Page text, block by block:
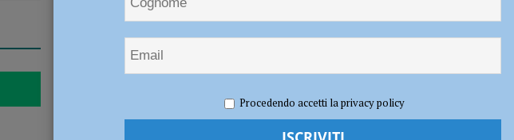
Cattolica, Carlo Maria Gallucci Calabrese nuovo direttore generale
Armani avvolto nel buio, Trespidi: “Intollerabile la mancanza di illuminazione” POLITICA
Soresi (FdI): “Perché chiuderla due mesi prima dell’inizio dei lavori?” POLITICA
Procedendo accetti la privacy policy